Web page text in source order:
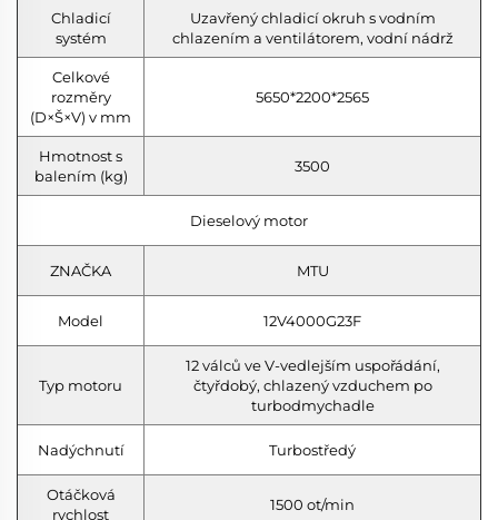
Chladicí
systém
Uzavřený chladicí okruh s vodním
chlazením a ventilátorem, vodní nádrž
Celkové
rozměry
(D×Š×V) v mm
5650*2200*2565
Hmotnost s
balením (kg)
3500
Dieselový motor
ZNAČKA MTU
Model 12V4000G23F
Typ motoru
12 válců ve V-vedlejším uspořádání,
čtyřdobý, chlazený vzduchem po
turbodmychadle
Nadýchnutí Turbostředý
Otáčková
rychlost
1500 ot/min